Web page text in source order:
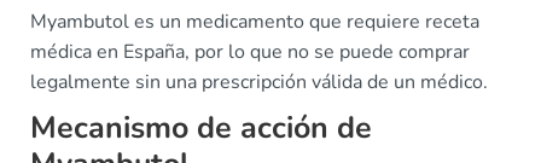
Myambutol es un medicamento que requiere receta
médica en España, por lo que no se puede comprar
legalmente sin una prescripción válida de un médico.
Mecanismo de acción de